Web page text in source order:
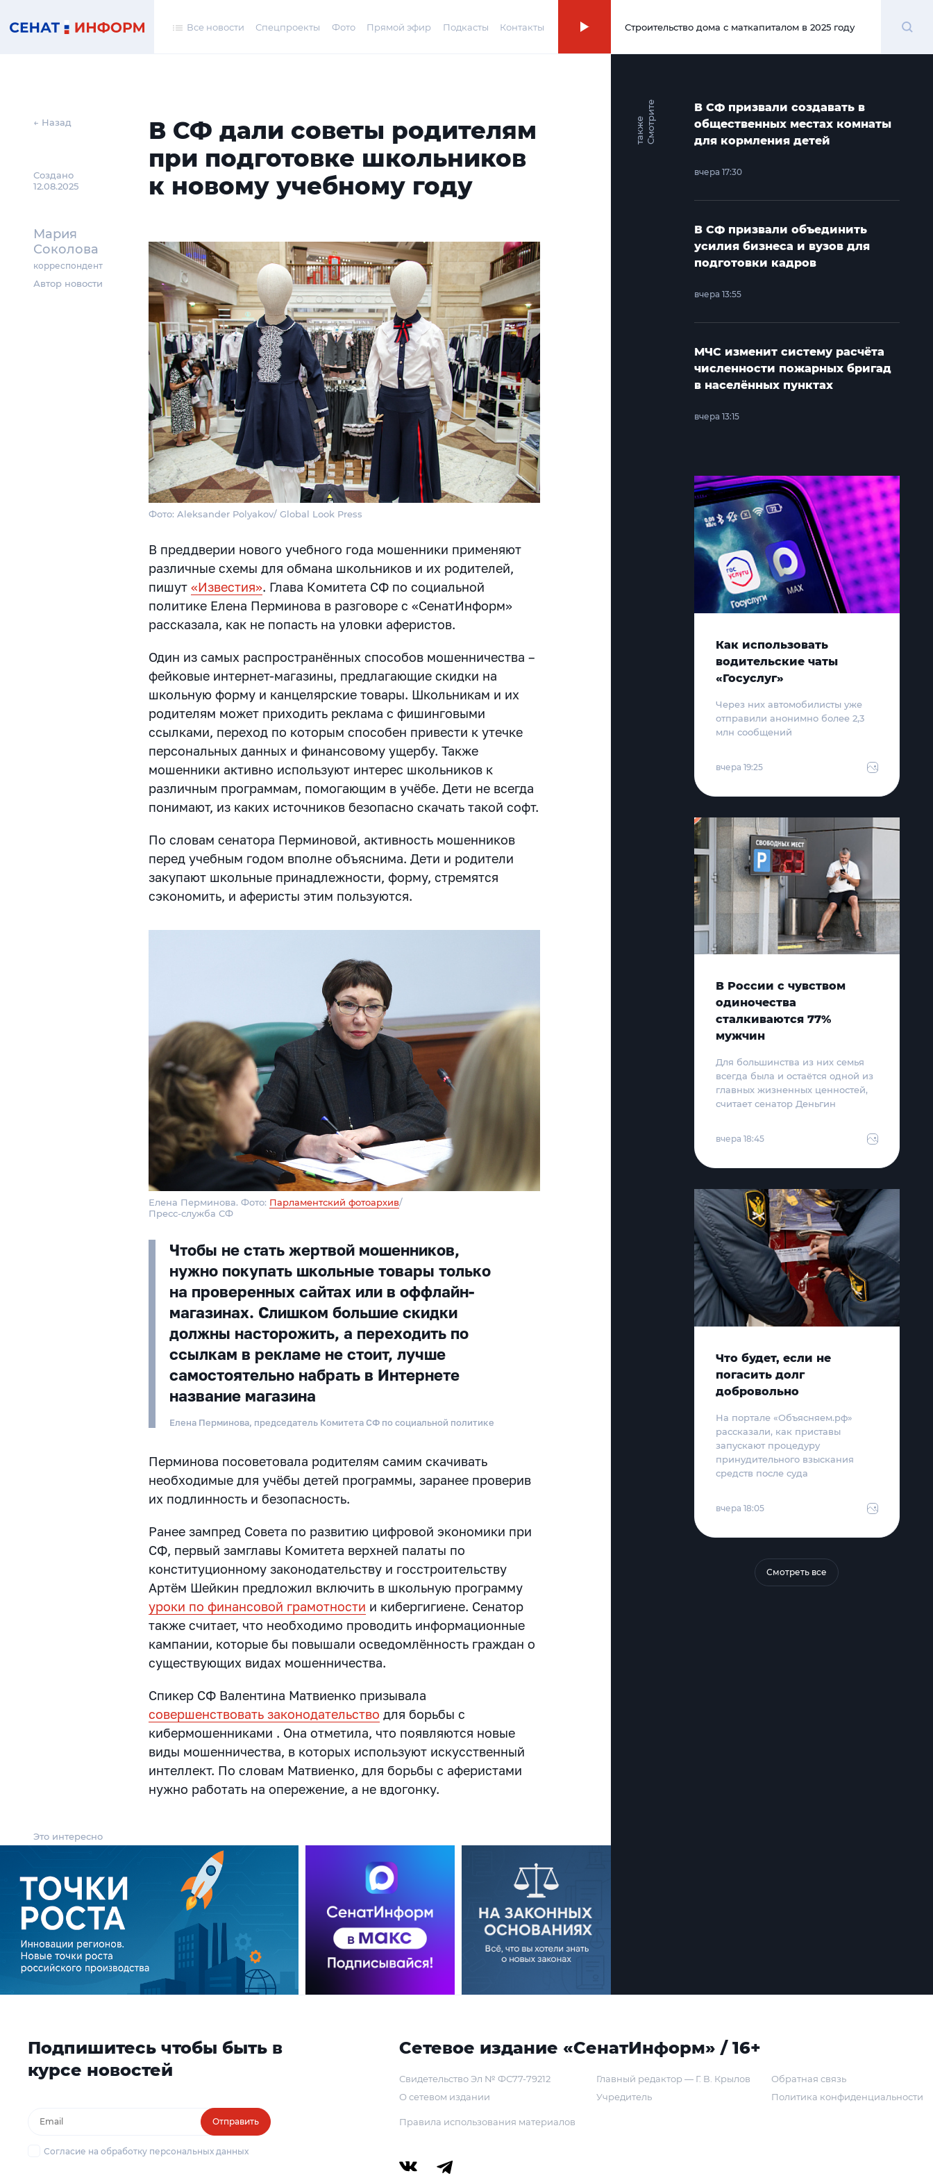
Все новости Спецпроекты Фото Прямой эфир Подкасты Контакты 00:00
Строительство дома с маткапиталом в 2025 году
← Назад
Создано
12.08.2025
Мария
Соколова
корреспондент
Автор новости
В СФ дали советы родителям
при подготовке школьников
к новому учебному году
Фото: Aleksander Polyakov/ Global Look Press
В преддверии нового учебного года мошенники применяют
различные схемы для обмана школьников и их родителей,
пишут«Известия». Глава Комитета СФ по социальной
политике Елена Перминова в разговоре с «СенатИнформ»
рассказала, как не попасть на уловки аферистов.
Один из самых распространённых способов мошенничества –
фейковые интернет-магазины, предлагающие скидки на
школьную форму и канцелярские товары. Школьникам и их
родителям может приходить реклама с фишинговыми
ссылками, переход по которым способен привести к утечке
персональных данных и финансовому ущербу. Также
мошенники активно используют интерес школьников к
различным программам, помогающим в учёбе. Дети не всегда
понимают, из каких источников безопасно скачать такой софт.
По словам сенатора Перминовой, активность мошенников
перед учебным годом вполне объяснима. Дети и родители
закупают школьные принадлежности, форму, стремятся
сэкономить, и аферисты этим пользуются.
Елена Перминова. Фото: Парламентский фотоархив/
Пресс-служба СФ
Чтобы не стать жертвой мошенников,
нужно покупать школьные товары только
на проверенных сайтах или в оффлайн-
магазинах. Слишком большие скидки
должны насторожить, а переходить по
ссылкам в рекламе не стоит, лучше
самостоятельно набрать в Интернете
название магазина
Елена Перминова, председатель Комитета СФ по социальной политике
Перминова посоветовала родителям самим скачивать
необходимые для учёбы детей программы, заранее проверив
их подлинность и безопасность.
Ранее зампред Совета по развитию цифровой экономики при
СФ, первый замглавы Комитета верхней палаты по
конституционному законодательству и госстроительству
Артём Шейкин предложил включить в школьную программу
уроки по финансовой грамотности и кибергигиене. Сенатор
также считает, что необходимо проводить информационные
кампании, которые бы повышали осведомлённость граждан о
существующих видах мошенничества.
Спикер СФ Валентина Матвиенко призывала
совершенствовать законодательство для борьбы с
кибермошенниками . Она отметила, что появляются новые
виды мошенничества, в которых используют искусственный
интеллект. По словам Матвиенко, для борьбы с аферистами
нужно работать на опережение, а не вдогонку.
Это интересно
С
м
о
т
р и
т
е
т
а
к
ж
е
В СФ призвали создавать в
общественных местах комнаты
для кормления детей
вчера 17:30
В СФ призвали объединить
усилия бизнеса и вузов для
подготовки кадров
вчера 13:55
МЧС изменит систему расчёта
численности пожарных бригад
в населённых пунктах
вчера 13:15
Как использовать
водительские чаты
«Госуслуг»
Через них автомобилисты уже
отправили анонимно более 2,3
млн сообщений
вчера 19:25
В России с чувством
одиночества
сталкиваются 77%
мужчин
Для большинства из них семья
всегда была и остаётся одной из
главных жизненных ценностей,
считает сенатор Деньгин
вчера 18:45
Что будет, если не
погасить долг
добровольно
На портале «Объясняем.рф»
рассказали, как приставы
запускают процедуру
принудительного взыскания
средств после суда
вчера 18:05
Смотреть все
Подпишитесь чтобы быть в
курсе новостей
Отправить
Согласие на обработку персональных данных
Сетевое издание «СенатИнформ» / 16+
Свидетельство Эл № ФС77-79212
О сетевом издании
Главный редактор — Г. В. Крылов
Учредитель
Обратная связь
Политика конфиденциальности
Правила использования материалов